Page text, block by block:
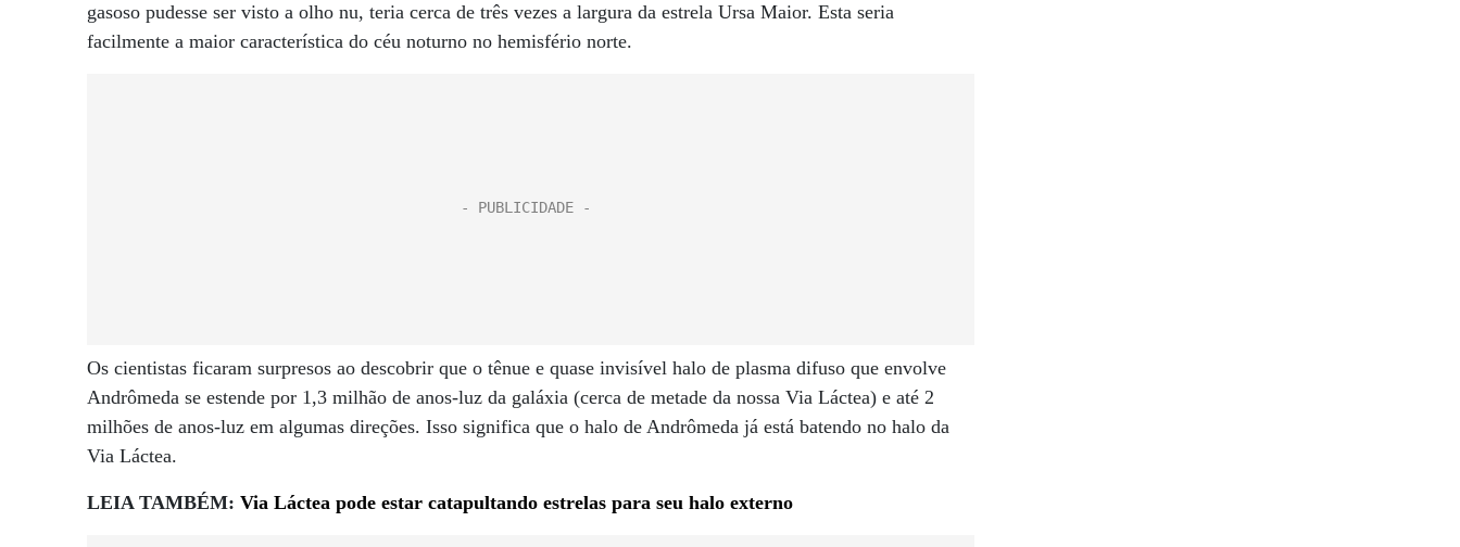
gasoso pudesse ser visto a olho nu, teria cerca de três vezes a largura da estrela Ursa Maior. Esta seria
facilmente a maior característica do céu noturno no hemisfério norte.
Os cientistas ficaram surpresos ao descobrir que o tênue e quase invisível halo de plasma difuso que envolve
Andrômeda se estende por 1,3 milhão de anos-luz da galáxia (cerca de metade da nossa Via Láctea) e até 2
milhões de anos-luz em algumas direções. Isso significa que o halo de Andrômeda já está batendo no halo da
Via Láctea.
LEIA TAMBÉM: Via Láctea pode estar catapultando estrelas para seu halo externo